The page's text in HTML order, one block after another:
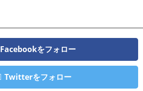
Facebookをフォロー
Twitterをフォロー